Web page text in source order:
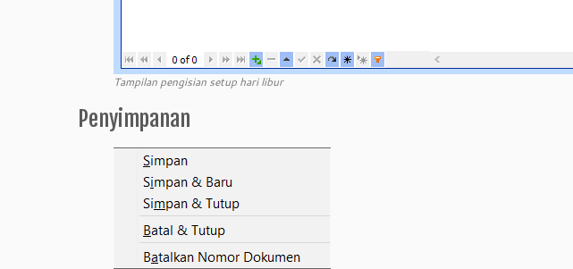
Tampilan pengisian setup hari libur
Penyimpanan